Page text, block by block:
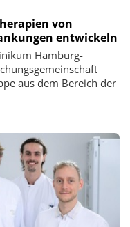
von
entwickeln
Hamburg-
aus dem Bereich der